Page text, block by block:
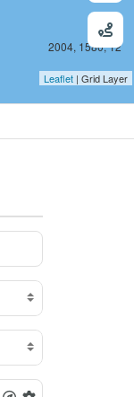
2004, 1580, 12
Leaflet | Grid Layer